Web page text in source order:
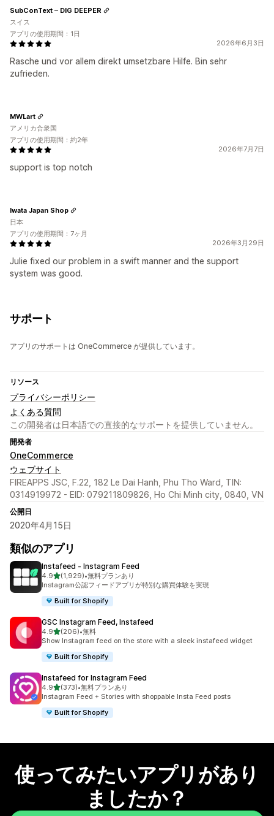
2026年6月3日
Rasche und vor allem direkt umsetzbare Hilfe. Bin sehr
zufrieden.
SubConText – DIG DEEPER
スイス
アプリの使用期間：1日
2026年7月7日
support is top notch
MWLart
アメリカ合衆国
アプリの使用期間：約2年
2026年3月29日
Julie fixed our problem in a swift manner and the support
system was good.
Iwata Japan Shop
日本
アプリの使用期間：7ヶ月
サポート
アプリのサポートは OneCommerce が提供しています。
リソース
プライバシーポリシー
よくある質問
この開発者は日本語での直接的なサポートを提供していません。
開発者
OneCommerce
ウェブサイト
FIREAPPS JSC, F.22, 182 Le Dai Hanh, Phu Tho Ward, TIN:
0314919972 - EID: 079211809826, Ho Chi Minh city, 0840, VN
公開日
2020年4月15日
類似のアプリ
Instafeed ‑ Instagram Feed
4.95つ星中
(1,929)
合計レビュー数：1929件
•無料プランあり
Instagram公認フィードアプリが特別な購買体験を実現
Built for Shopify
GSC Instagram Feed, Instafeed
4.95つ星中
(206)
合計レビュー数：206件
•無料
Show Instagram feed on the store with a sleek instafeed widget
Built for Shopify
Instafeed for Instagram Feed
4.95つ星中
(373)
合計レビュー数：373件
•無料プランあり
Instagram Feed + Stories with shoppable Insta Feed posts
Built for Shopify
使ってみたいアプリがあり
ましたか？